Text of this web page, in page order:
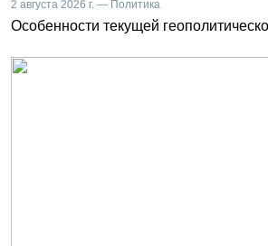
2 августа 2026 г. — Политика
Особенности текущей